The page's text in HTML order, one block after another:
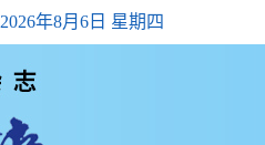
2026年8月6日 星期四